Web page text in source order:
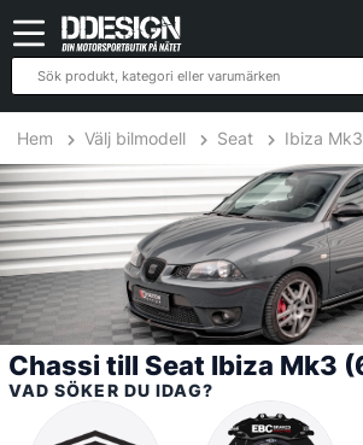
Hem Välj bilmodell Seat Ibiza
Chassi till Seat Ibiza Mk3
VAD SÖKER DU IDAG?